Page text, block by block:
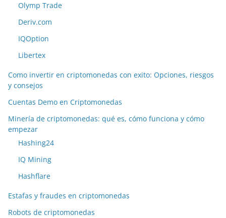
Olymp Trade
Deriv.com
IQOption
Libertex
Como invertir en criptomonedas con exito: Opciones, riesgos
y consejos
Cuentas Demo en Criptomonedas
Minería de criptomonedas: qué es, cómo funciona y cómo
empezar
Hashing24
IQ Mining
Hashflare
Estafas y fraudes en criptomonedas
Robots de criptomonedas